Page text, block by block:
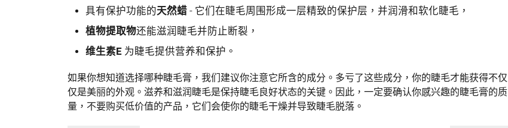
具有保护功能的天然蜡 - 它们在睫毛周围形成一层精致的保护层，并润滑和软化睫毛，
植物提取物还能滋润睫毛并防止断裂，
维生素E 为睫毛提供营养和保护。
如果你想知道选择哪种睫毛膏，我们建议你注意它所含的成分。多亏了这些成分，你的睫毛才能获得不仅
仅是美丽的外观。滋养和滋润睫毛是保持睫毛良好状态的关键。因此，一定要确认你感兴趣的睫毛膏的质
量，不要购买低价值的产品，它们会使你的睫毛干燥并导致睫毛脱落。